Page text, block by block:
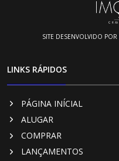
SITE DESENVOLVIDO POR
LINKS RÁPIDOS
PÁGINA INÍCIAL
ALUGAR
COMPRAR
LANÇAMENTOS